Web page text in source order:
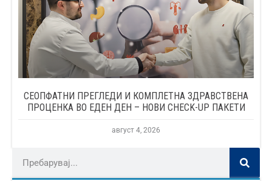
СЕОПФАТНИ ПРЕГЛЕДИ И КОМПЛЕТНА ЗДРАВСТВЕНА
ПРОЦЕНКА ВО ЕДЕН ДЕН – НОВИ CHECK-UP ПАКЕТИ
август 4, 2026